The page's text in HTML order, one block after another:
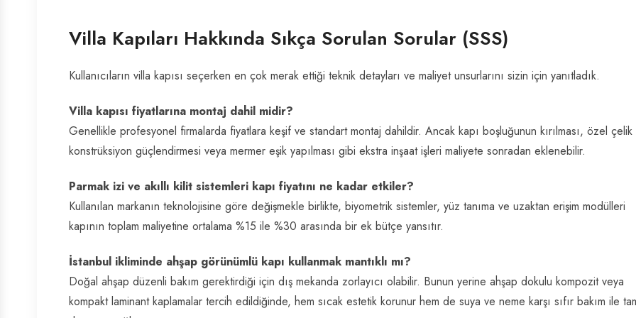
Villa Kapıları Hakkında Sıkça Sorulan Sorular (SSS)
Kullanıcıların villa kapısı seçerken en çok merak ettiği teknik detayları ve maliyet unsurlarını sizin için yanıtladık.
Villa kapısı fiyatlarına montaj dahil midir?
Genellikle profesyonel firmalarda fiyatlara keşif ve standart montaj dahildir. Ancak kapı boşluğunun kırılması, özel çelik
konstrüksiyon güçlendirmesi veya mermer eşik yapılması gibi ekstra inşaat işleri maliyete sonradan eklenebilir.
Parmak izi ve akıllı kilit sistemleri kapı fiyatını ne kadar etkiler?
Kullanılan markanın teknolojisine göre değişmekle birlikte, biyometrik sistemler, yüz tanıma ve uzaktan erişim modülleri
kapının toplam maliyetine ortalama %15 ile %30 arasında bir ek bütçe yansıtır.
İstanbul ikliminde ahşap görünümlü kapı kullanmak mantıklı mı?
Doğal ahşap düzenli bakım gerektirdiği için dış mekanda zorlayıcı olabilir. Bunun yerine ahşap dokulu kompozit veya
kompakt laminant kaplamalar tercih edildiğinde, hem sıcak estetik korunur hem de suya ve neme karşı sıfır bakım ile